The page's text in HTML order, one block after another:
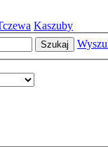
Kaszuby
Szukaj